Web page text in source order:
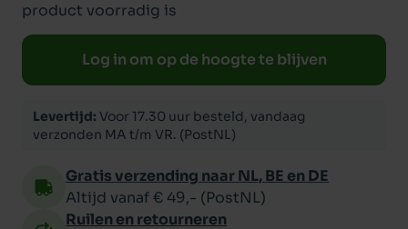
product voorradig is
Log in om op de hoogte te blijven
Levertijd: Voor 17.30 uur besteld, vandaag
verzonden MA t/m VR. (PostNL)
Gratis verzending naar NL, BE en DE
Altijd vanaf € 49,- (PostNL)
Ruilen en retourneren